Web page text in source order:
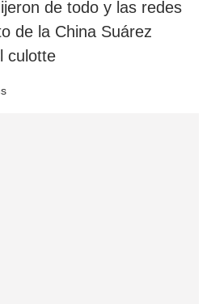
de todo y las redes
de la China Suárez
culotte